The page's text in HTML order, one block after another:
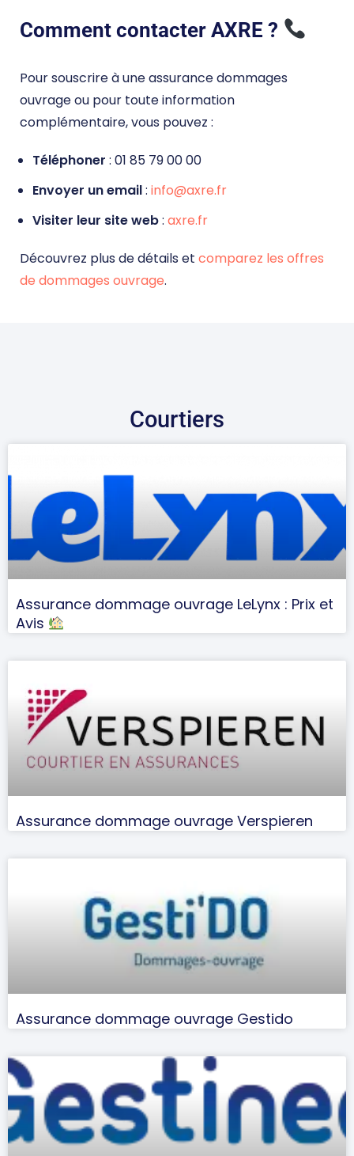
Comment contacter AXRE ?
Pour souscrire à une assurance dommages
ouvrage ou pour toute information
complémentaire, vous pouvez :
Téléphoner : 01 85 79 00 00
Envoyer un email: info@axre.fr
Visiter leur site web: axre.fr
Découvrez plus de détails et comparez les offres
de dommages ouvrage.
Courtiers
Assurance dommage ouvrage LeLynx : Prix et
Avis
Assurance dommage ouvrage Verspieren
Assurance dommage ouvrage Gestido